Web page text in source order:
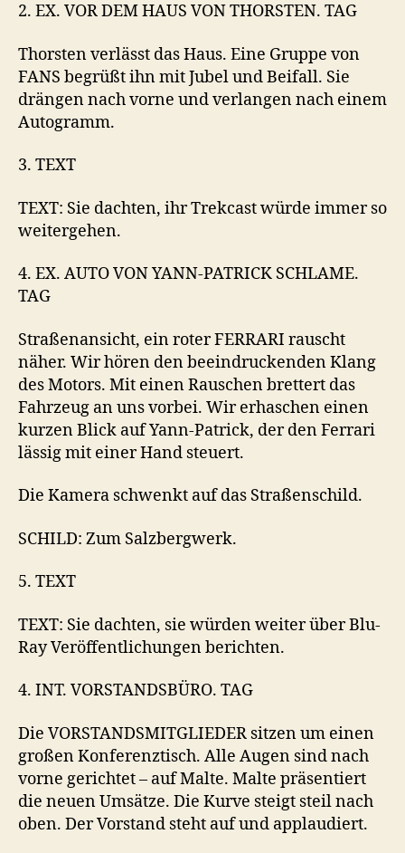
2. EX. VOR DEM HAUS VON THORSTEN. TAG
Thorsten verlässt das Haus. Eine Gruppe von
FANS begrüßt ihn mit Jubel und Beifall. Sie
drängen nach vorne und verlangen nach einem
Autogramm.
3. TEXT
TEXT: Sie dachten, ihr Trekcast würde immer so
weitergehen.
4. EX. AUTO VON YANN-PATRICK SCHLAME.
TAG
Straßenansicht, ein roter FERRARI rauscht
näher. Wir hören den beeindruckenden Klang
des Motors. Mit einen Rauschen brettert das
Fahrzeug an uns vorbei. Wir erhaschen einen
kurzen Blick auf Yann-Patrick, der den Ferrari
lässig mit einer Hand steuert.
Die Kamera schwenkt auf das Straßenschild.
SCHILD: Zum Salzbergwerk.
5. TEXT
TEXT: Sie dachten, sie würden weiter über Blu-
Ray Veröffentlichungen berichten.
4. INT. VORSTANDSBÜRO. TAG
Die VORSTANDSMITGLIEDER sitzen um einen
großen Konferenztisch. Alle Augen sind nach
vorne gerichtet – auf Malte. Malte präsentiert
die neuen Umsätze. Die Kurve steigt steil nach
oben. Der Vorstand steht auf und applaudiert.